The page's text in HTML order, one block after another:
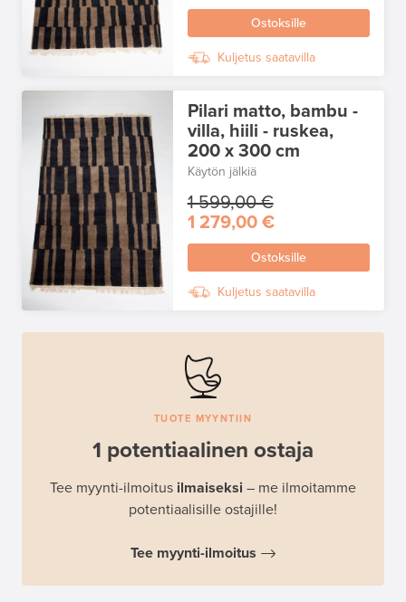
Ostoksille
Kuljetus saatavilla
Pilari matto, bambu -
villa, hiili - ruskea,
200 x 300 cm
Käytön jälkiä
1 599,00 €
1 279,00 €
Ostoksille
Kuljetus saatavilla
TUOTE MYYNTIIN
1 potentiaalinen ostaja
Tee myynti-ilmoitus ilmaiseksi – me ilmoitamme
potentiaalisille ostajille!
Tee myynti-ilmoitus